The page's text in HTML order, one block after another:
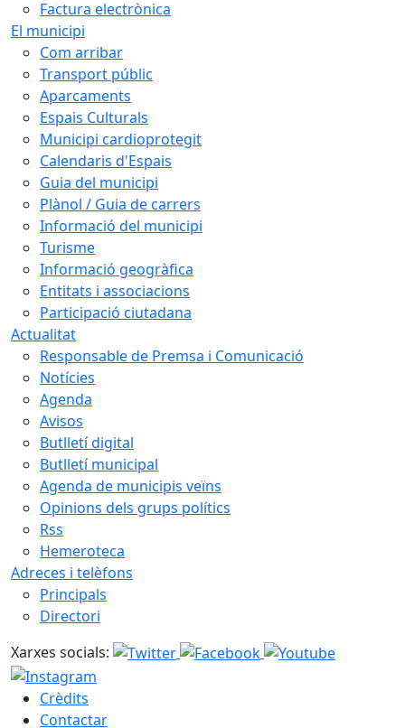
Factura electrònica
El municipi
Com arribar
Transport públic
Aparcaments
Espais Culturals
Municipi cardioprotegit
Calendaris d'Espais
Guia del municipi
Plànol / Guia de carrers
Informació del municipi
Turisme
Informació geogràfica
Entitats i associacions
Participació ciutadana
Actualitat
Responsable de Premsa i Comunicació
Notícies
Agenda
Avisos
Butlletí digital
Butlletí municipal
Agenda de municipis veïns
Opinions dels grups polítics
Rss
Hemeroteca
Adreces i telèfons
Principals
Directori
Xarxes socials:
Crèdits
Contactar